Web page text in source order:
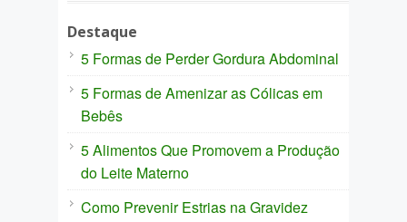
Destaque
5 Formas de Perder Gordura Abdominal
5 Formas de Amenizar as Cólicas em
Bebês
5 Alimentos Que Promovem a Produção
do Leite Materno
Como Prevenir Estrias na Gravidez